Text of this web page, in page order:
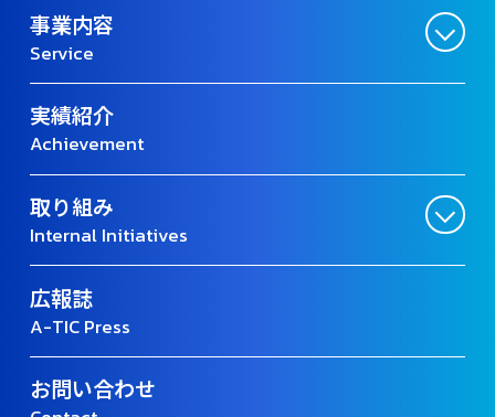
事業内容
Service
実績紹介
Achievement
取り組み
Internal Initiatives
広報誌
A-TIC Press
お問い合わせ